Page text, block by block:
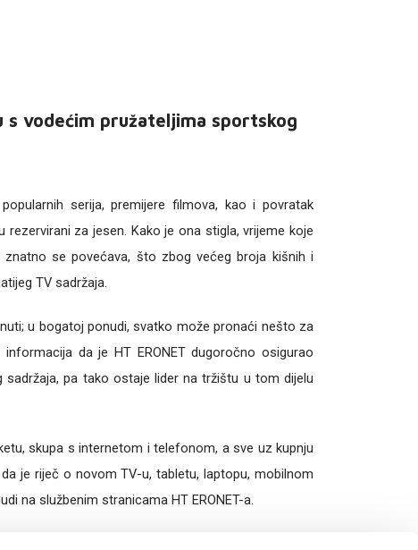
s vodećim pružateljima sportskog
serija, premijere filmova, kao i povratak
rezervirani za jesen. Kako je ona stigla, vrijeme koje
se povećava, što zbog većeg broja kišnih i
TV sadržaja.
u bogatoj ponudi, svatko može pronaći nešto za
da je HT ERONET dugoročno osigurao
pa tako ostaje lider na tržištu u tom dijelu
skupa s internetom i telefonom, a sve uz kupnju
je riječ o novom TV-u, tabletu, laptopu, mobilnom
na službenim stranicama HT ERONET-a.